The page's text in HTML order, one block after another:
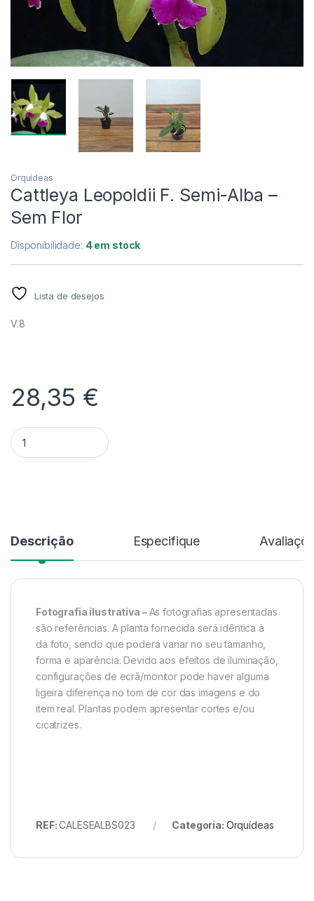
Orquídeas
Cattleya Leopoldii F. Semi-Alba –
Sem Flor
Disponibilidade: 4 em stock
Lista de desejos
V.8
28,35 €
Quantidade Cattleya Leopoldii F. Semi-Alba - Sem Flor
Descrição Especifique
Fotografia ilustrativa –As fotografias apresentadas
são referências. A planta fornecida será idêntica à
da foto, sendo que poderá variar no seu tamanho,
forma e aparência. Devido aos efeitos de iluminação,
configurações de ecrã/monitor pode haver alguma
ligeira diferença no tom de cor das imagens e do
item real. Plantas podem apresentar cortes e/ou
cicatrizes.
REF:CALESEALBS023 Categoria: Orquídeas